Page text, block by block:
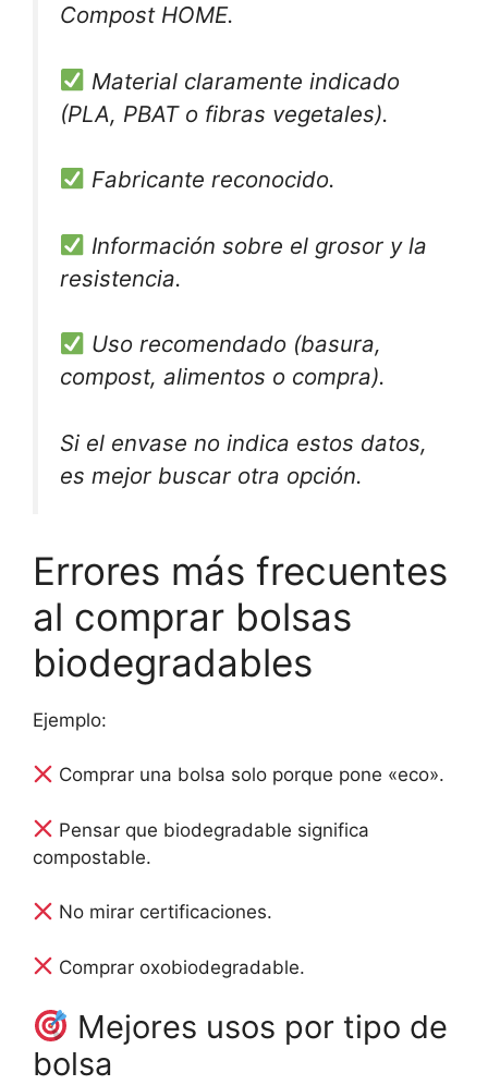
Compost HOME.
Material claramente indicado
(PLA, PBAT o fibras vegetales).
Fabricante reconocido.
Información sobre el grosor y la
resistencia.
Uso recomendado (basura,
compost, alimentos o compra).
Si el envase no indica estos datos,
es mejor buscar otra opción.
Errores más frecuentes
al comprar bolsas
biodegradables
Ejemplo:
Comprar una bolsa solo porque pone «eco».
Pensar que biodegradable significa
compostable.
No mirar certificaciones.
Comprar oxobiodegradable.
Mejores usos por tipo de
bolsa